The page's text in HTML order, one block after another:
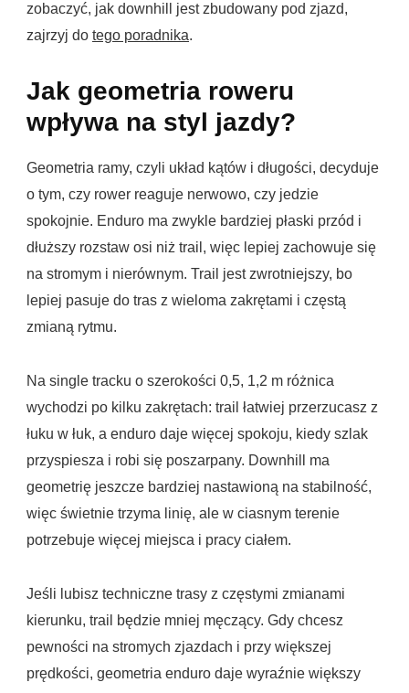
zobaczyć, jak downhill jest zbudowany pod zjazd,
zajrzyj do tego poradnika.
Jak geometria roweru
wpływa na styl jazdy?
Geometria ramy, czyli układ kątów i długości, decyduje
o tym, czy rower reaguje nerwowo, czy jedzie
spokojnie. Enduro ma zwykle bardziej płaski przód i
dłuższy rozstaw osi niż trail, więc lepiej zachowuje się
na stromym i nierównym. Trail jest zwrotniejszy, bo
lepiej pasuje do tras z wieloma zakrętami i częstą
zmianą rytmu.
Na single tracku o szerokości 0,5, 1,2 m różnica
wychodzi po kilku zakrętach: trail łatwiej przerzucasz z
łuku w łuk, a enduro daje więcej spokoju, kiedy szlak
przyspiesza i robi się poszarpany. Downhill ma
geometrię jeszcze bardziej nastawioną na stabilność,
więc świetnie trzyma linię, ale w ciasnym terenie
potrzebuje więcej miejsca i pracy ciałem.
Jeśli lubisz techniczne trasy z częstymi zmianami
kierunku, trail będzie mniej męczący. Gdy chcesz
pewności na stromych zjazdach i przy większej
prędkości, geometria enduro daje wyraźnie większy